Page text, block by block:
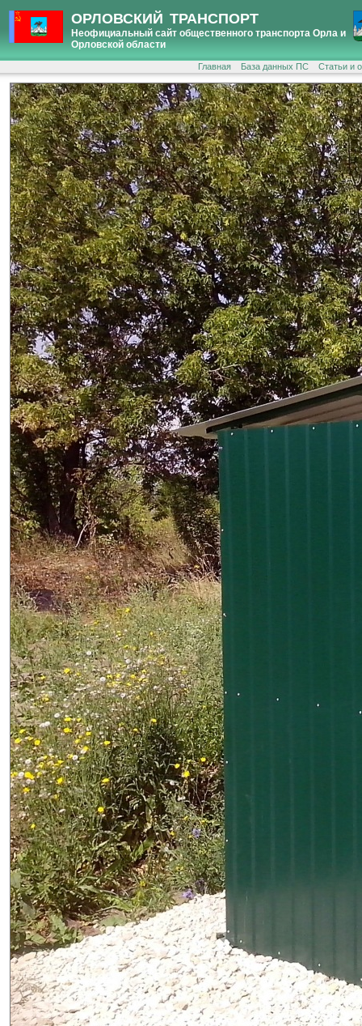
ОРЛОВСКИЙ ТРАНСПОРТ
Неофициальный сайт общественного транспорта Орла и
Орловской области
Главная База данных ПС Статьи и